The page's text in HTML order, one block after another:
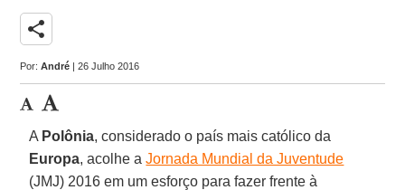
share
Por:André | 26 Julho 2016
A Polônia, considerado o país mais católico da
Europa, acolhe aJornada Mundial da Juventude
(JMJ) 2016 em um esforço para fazer frente à